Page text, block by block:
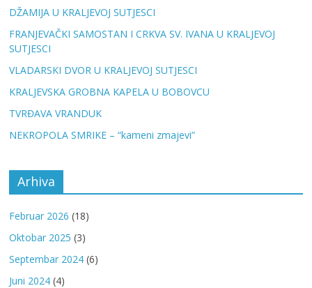
DŽAMIJA U KRALJEVOJ SUTJESCI
FRANJEVAČKI SAMOSTAN I CRKVA SV. IVANA U KRALJEVOJ
SUTJESCI
VLADARSKI DVOR U KRALJEVOJ SUTJESCI
KRALJEVSKA GROBNA KAPELA U BOBOVCU
TVRĐAVA VRANDUK
NEKROPOLA SMRIKE – “kameni zmajevi”
Arhiva
Februar 2026 (18)
Oktobar 2025 (3)
Septembar 2024 (6)
Juni 2024 (4)